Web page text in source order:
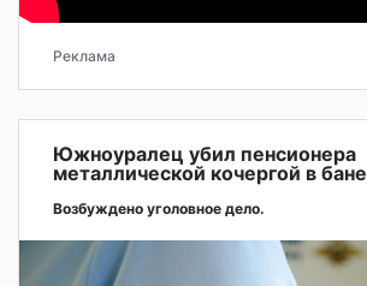
Реклама
Южноуралец убил пенсионера
металлической кочергой в бане
Возбуждено уголовное дело.